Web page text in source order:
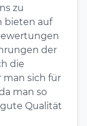
zu
bieten auf
der
die
man sich für
man so
Qualität